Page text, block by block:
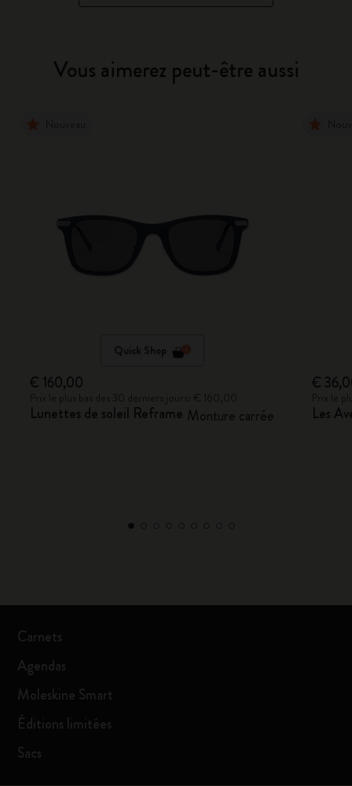
Vous aimerez peut-être aussi
Quick Shop
€ 160,00
Lunettes de soleil Reframe Monture carrée
€
Les
Carnets
Agendas
Moleskine Smart
Éditions limitées
Sacs